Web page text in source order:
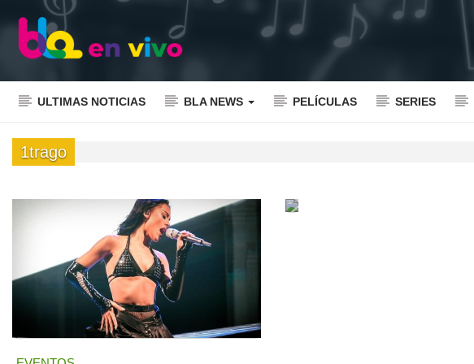
ULTIMAS NOTICIAS BLA NEWS PELÍCULAS SERIES
1trago